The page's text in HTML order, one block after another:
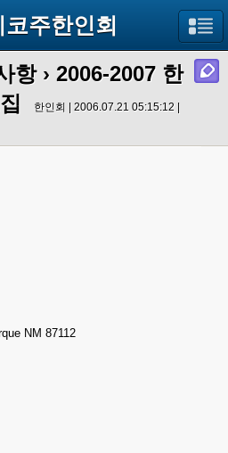
주한인회
항› 2006-2007 한
한인회 | 2006.07.21 05:15:12 |
NM 87112